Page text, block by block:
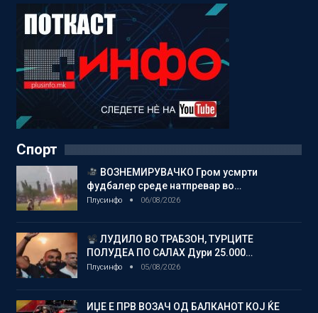
Спорт
ВОЗНЕМИРУВАЧКО Гром усмрти
фудбалер среде натпревар во…
Плусинфо 06/08/2026
ЛУДИЛО ВО ТРАБЗОН, ТУРЦИТЕ
ПОЛУДЕА ПО САЛАХ Дури 25.000…
Плусинфо 05/08/2026
ИЏЕ Е ПРВ ВОЗАЧ ОД БАЛКАНОТ КОЈ ЌЕ